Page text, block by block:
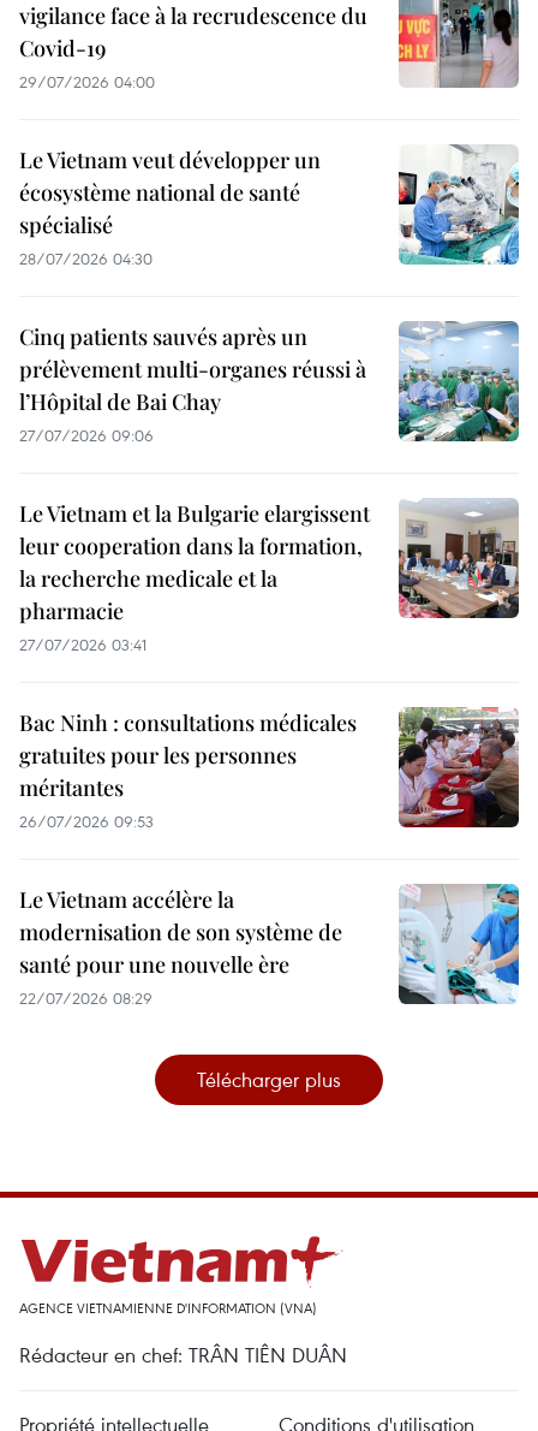
vigilance face à la recrudescence du
Covid-19
29/07/2026 04:00
Le Vietnam veut développer un
écosystème national de santé
spécialisé
28/07/2026 04:30
Cinq patients sauvés après un
prélèvement multi-organes réussi à
l’Hôpital de Bai Chay
27/07/2026 09:06
Le Vietnam et la Bulgarie elargissent
leur cooperation dans la formation,
la recherche medicale et la
pharmacie
27/07/2026 03:41
Bac Ninh : consultations médicales
gratuites pour les personnes
méritantes
26/07/2026 09:53
Le Vietnam accélère la
modernisation de son système de
santé pour une nouvelle ère
22/07/2026 08:29
Télécharger plus
AGENCE VIETNAMIENNE D'INFORMATION (VNA)
Rédacteur en chef: TRÂN TIÊN DUÂN
Propriété intellectuelle Conditions d'utilisation